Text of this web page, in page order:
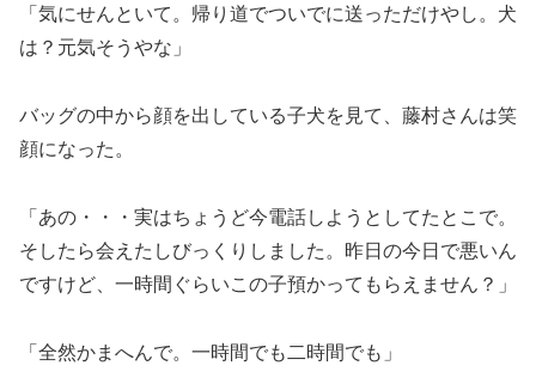
「気にせんといて。帰り道でついでに送っただけやし。犬
は？元気そうやな」
バッグの中から顔を出している子犬を見て、藤村さんは笑
顔になった。
「あの・・・実はちょうど今電話しようとしてたとこで。
そしたら会えたしびっくりしました。昨日の今日で悪いん
ですけど、一時間ぐらいこの子預かってもらえません？」
「全然かまへんで。一時間でも二時間でも」